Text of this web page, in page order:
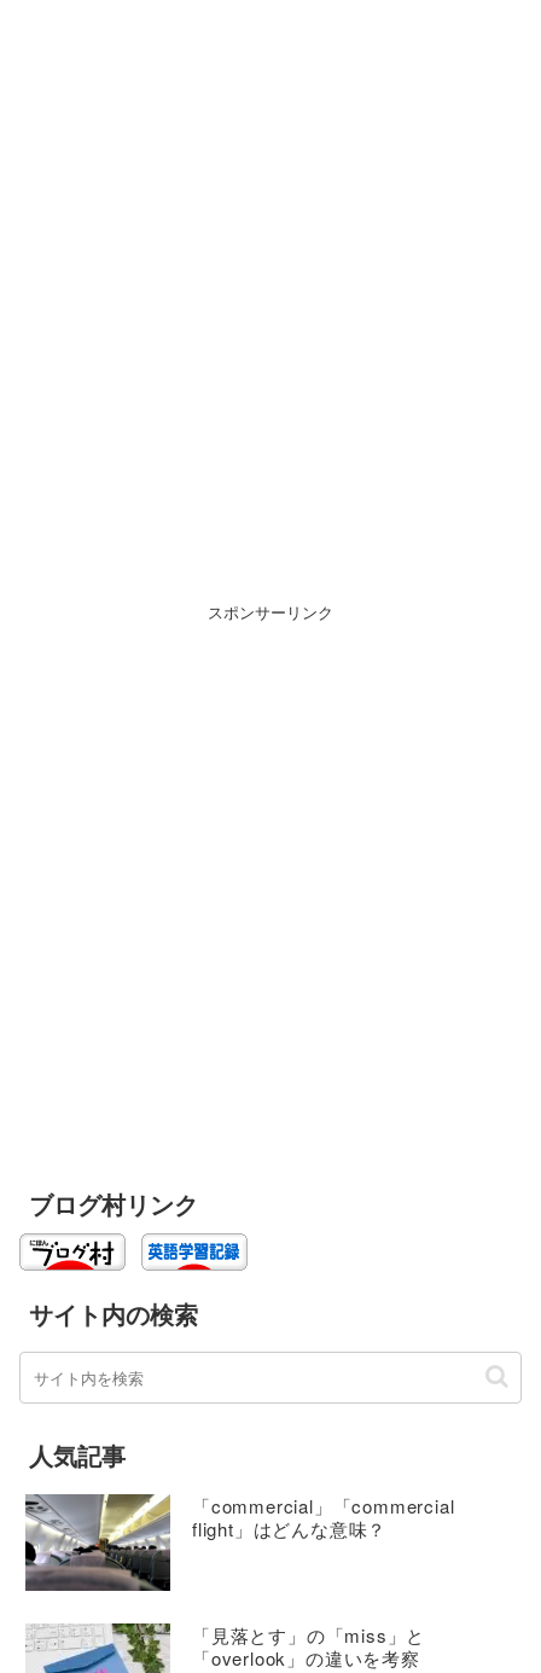
スポンサーリンク
ブログ村リンク
サイト内の検索
人気記事
「commercial」「commercial
flight」はどんな意味？
「見落とす」の「miss」と
「overlook」の違いを考察